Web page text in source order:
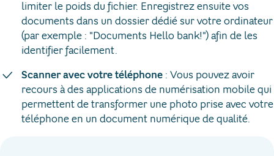
limiter le poids du fichier. Enregistrez ensuite vos
documents dans un dossier dédié sur votre ordinateur
(par exemple : "Documents Hello bank!") afin de les
identifier facilement.
Scanner avec votre téléphone : Vous pouvez avoir
recours à des applications de numérisation mobile qui
permettent de transformer une photo prise avec votre
téléphone en un document numérique de qualité.